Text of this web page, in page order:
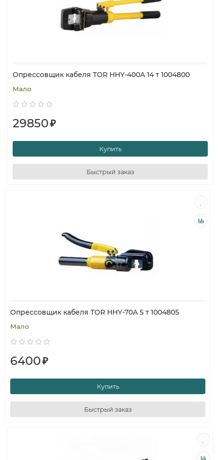
Опрессовщик кабеля TOR HHY-400A 14 т 1004800
Мало
29850₽
Купить
Быстрый заказ
Опрессовщик кабеля TOR HHY-70A 5 т 1004805
Мало
6400₽
Купить
Быстрый заказ